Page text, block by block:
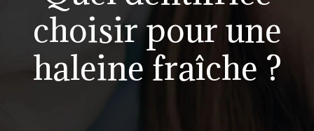
choisir pour une
haleine fraîche ?